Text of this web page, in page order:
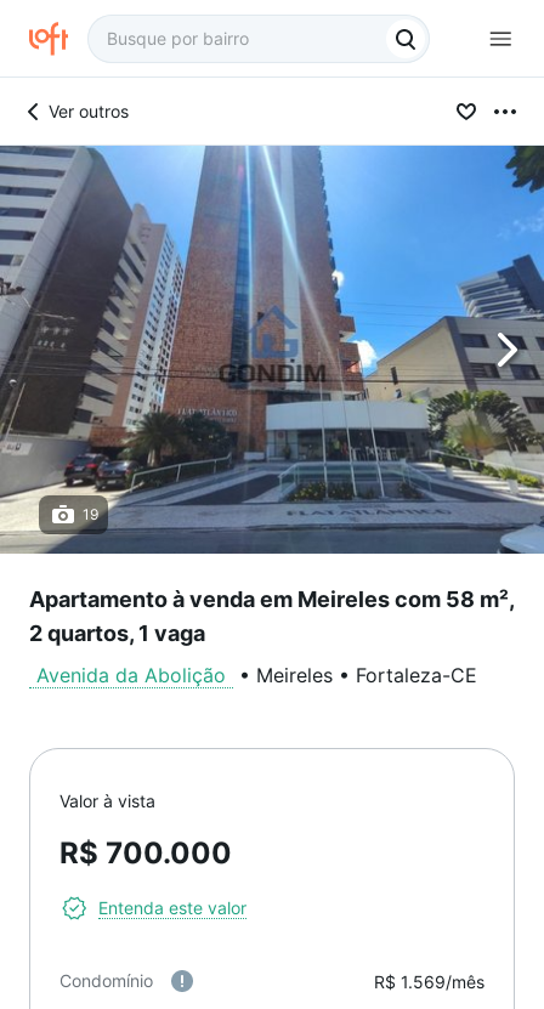
Ver outros
19
Apartamento à venda em Meireles com 58 m²,
2 quartos, 1 vaga
Avenida da Abolição • Meireles • Fortaleza-CE
Valor à vista
R$ 700.000
Entenda este valor
Condomínio R$ 1.569/mês